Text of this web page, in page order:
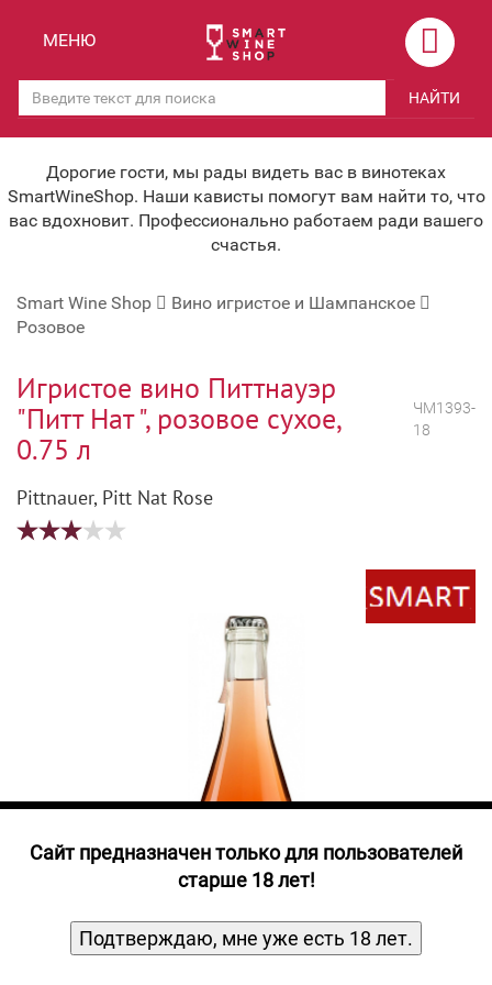
Скидки
Мероприятия
Корпоративным клиентам
Под заказ
Наша команда
关于我们
Вино крепленое
Вино игристое и Шампанское
Вино безалкогольное
Бренди, Коньяк, Арманьяк
Пиво и слабоалк. напитки
Ликер
Прочие алкогольные напитки
Продукты, Посуда, Аксессуары
МЕНЮ
НАЙТИ
Дорогие гости, мы рады видеть вас в винотеках
SmartWineShop. Наши кависты помогут вам найти то, что
вас вдохновит. Профессионально работаем ради вашего
счастья.
Smart Wine Shop
Вино игристое и Шампанское
Розовое
Игристое вино Питтнауэр
"Питт Нат ", розовое сухое,
0.75 л
ЧМ1393-
18
Pittnauer, Pitt Nat Rose
Cайт предназначен только для пользователей
старше 18 лет!
Подтверждаю, мне уже есть 18 лет.